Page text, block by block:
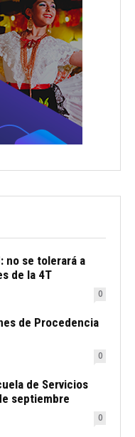
no se tolerará a
de la 4T
0
de Procedencia
0
de Servicios
septiembre
0